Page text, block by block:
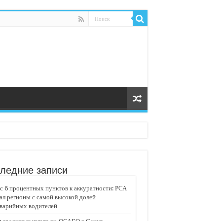
«Движение»
записи
6 процентных пунктов к аккуратности: РСА
регионы с самой высокой долей
водителей